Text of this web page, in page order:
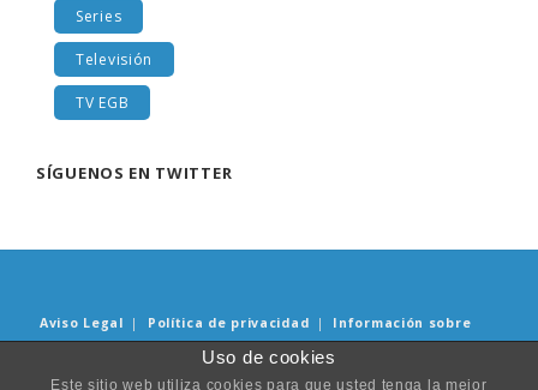
Series
Televisión
TV EGB
SÍGUENOS EN TWITTER
Aviso Legal | Política de privacidad |
Información sobre
Cookies
Uso de cookies
Este sitio web utiliza cookies para que usted tenga la mejor